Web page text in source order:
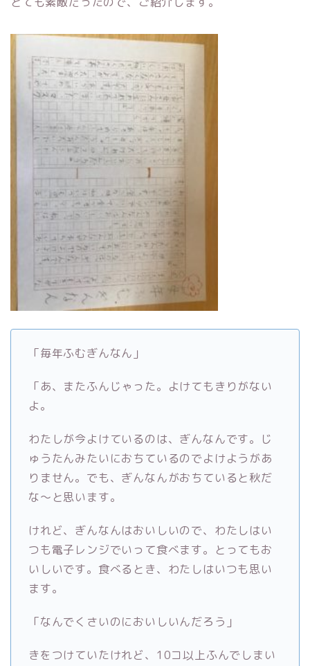
「毎年ふむぎんなん」
「あ、またふんじゃった。よけてもきりがない
よ。
わたしが今よけているのは、ぎんなんです。じ
ゅうたんみたいにおちているのでよけようがあ
りません。でも、ぎんなんがおちていると秋だ
な～と思います。
けれど、ぎんなんはおいしいので、わたしはい
つも電子レンジでいって食べます。とってもお
いしいです。食べるとき、わたしはいつも思い
ます。
「なんでくさいのにおいしいんだろう」
きをつけていたけれど、10コ以上ふんでしまい